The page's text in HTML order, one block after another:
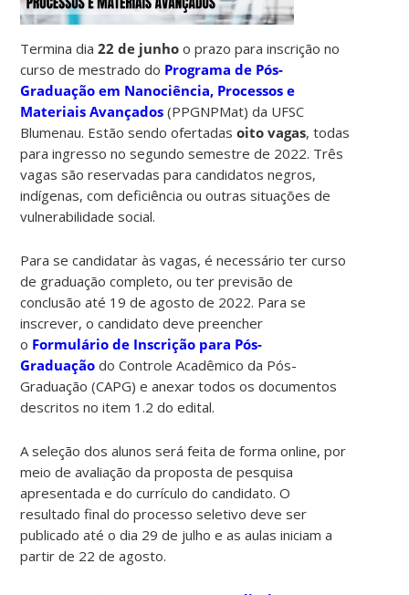
Termina dia22 de junho o prazo para inscrição no
curso de mestrado do Programa de Pós-
Graduação em Nanociência, Processos e
Materiais Avançados (PPGNPMat) da UFSC
Blumenau. Estão sendo ofertadasoito vagas, todas
para ingresso no segundo semestre de 2022. Três
vagas são reservadas para candidatos negros,
indígenas, com deficiência ou outras situações de
vulnerabilidade social.
Para se candidatar às vagas, é necessário ter curso
de graduação completo, ou ter previsão de
conclusão até 19 de agosto de 2022. Para se
inscrever, o candidato deve preencher
o Formulário de Inscrição para Pós-
Graduação do Controle Acadêmico da Pós-
Graduação (CAPG) e anexar todos os documentos
descritos no item 1.2 do edital.
A seleção dos alunos será feita de forma online, por
meio de avaliação da proposta de pesquisa
apresentada e do currículo do candidato. O
resultado final do processo seletivo deve ser
publicado até o dia 29 de julho e as aulas iniciam a
partir de 22 de agosto.